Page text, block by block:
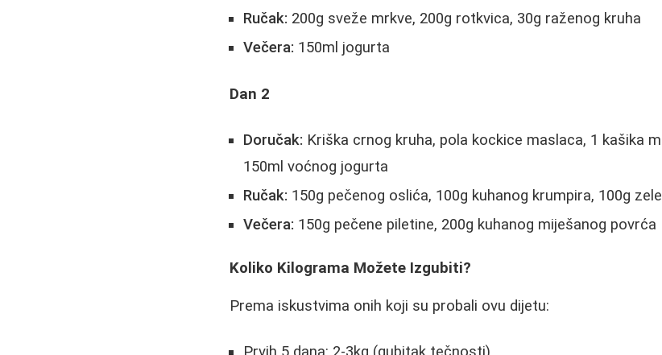
Ručak: 200g sveže mrkve, 200g rotkvica, 30g raženog kruha
Večera: 150ml jogurta
Dan 2
Doručak: Kriška crnog kruha, pola kockice maslaca, 1 kašika
150ml voćnog jogurta
Ručak: 150g pečenog oslića, 100g kuhanog krumpira, 100g
Večera: 150g pečene piletine, 200g kuhanog miješanog povrća
Koliko Kilograma Možete Izgubiti?
Prema iskustvima onih koji su probali ovu dijetu:
Prvih 5 dana: 2-3kg (gubitak tečnosti)